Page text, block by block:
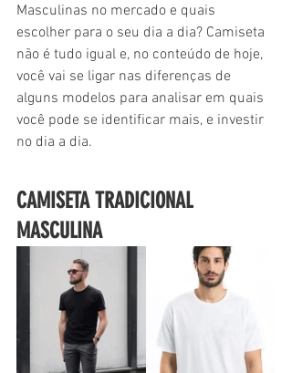
Masculinas no mercado e quais
escolher para o seu dia a dia? Camiseta
não é tudo igual e, no conteúdo de hoje,
você vai se ligar nas diferenças de
alguns modelos para analisar em quais
você pode se identificar mais, e investir
no dia a dia.
CAMISETA TRADICIONAL
MASCULINA